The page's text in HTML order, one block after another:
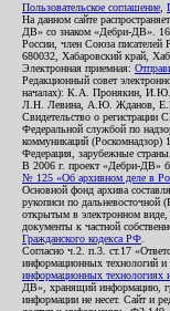
Пользовательское соглашение
На данном сайте
ДВ» со знаком «Дебри-ДВ».
России, член Союза
680032, Хабаровский край,
Электронная приемная:
Редакционный совет
началах): К.А. Пронякин,
Л.Н. Левина, А.Ю. Жданов,
Свидетельство о
Федеральной службой по
коммуникаций (Роскомнадзор)
Федерация, зарубежные страны.
В 2006 г. проект «Дебри-ДВ»
№ 125 «Об архивном деле в
Основной фонд архива
рукописи по дальневосточной
открытым в электронном виде,
документы к частной
Гражданского кодекса РФ
Согласно ч.2. п.3. ст.17
информационных технологий
информационных
ДВ», хранящий информацию,
информации не несет. Сайт и